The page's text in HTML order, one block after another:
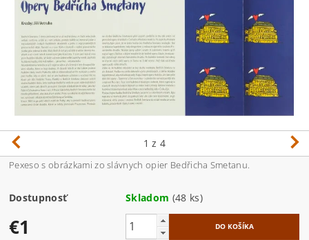
1 z 4
Pexeso s obrázkami zo slávnych opier Bedřicha Smetanu.
Dostupnosť Skladom (48 ks)
€1